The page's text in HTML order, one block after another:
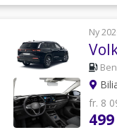
Ny
fr. 8